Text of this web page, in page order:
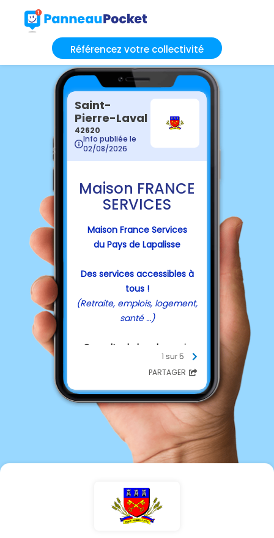
Référencez votre collectivité
Saint-
Pierre-Laval
42620
Info publiée le
02/08/2026
Maison FRANCE
SERVICES
Maison France Services
du Pays de Lapalisse
Des services accessibles à
tous !
(Retraite, emplois, logement,
santé …)
Consulter la brochure ci-
lesite de la ComCom
ou
Allo au
04 70 99 76 17
Maison France Services
du Pays de Lapalisse
03120 LAPALISSE
rsp@cc-paysdelapalisse.fr
1 sur 5
PARTAGER